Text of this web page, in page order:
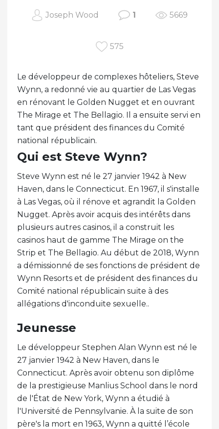
Joseph Wood 1 5669
575
Le développeur de complexes hôteliers, Steve
Wynn, a redonné vie au quartier de Las Vegas
en rénovant le Golden Nugget et en ouvrant
The Mirage et The Bellagio. Il a ensuite servi en
tant que président des finances du Comité
national républicain.
Qui est Steve Wynn?
Steve Wynn est né le 27 janvier 1942 à New
Haven, dans le Connecticut. En 1967, il s'installe
à Las Vegas, où il rénove et agrandit la Golden
Nugget. Après avoir acquis des intérêts dans
plusieurs autres casinos, il a construit les
casinos haut de gamme The Mirage on the
Strip et The Bellagio. Au début de 2018, Wynn
a démissionné de ses fonctions de président de
Wynn Resorts et de président des finances du
Comité national républicain suite à des
allégations d'inconduite sexuelle..
Jeunesse
Le développeur Stephen Alan Wynn est né le
27 janvier 1942 à New Haven, dans le
Connecticut. Après avoir obtenu son diplôme
de la prestigieuse Manlius School dans le nord
de l'État de New York, Wynn a étudié à
l'Université de Pennsylvanie. À la suite de son
père's la mort en 1963, Wynn a quitté l’école